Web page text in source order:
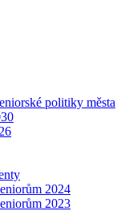
politiky města
2024
2023